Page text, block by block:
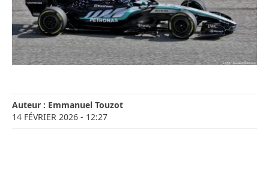
Auteur : Emmanuel Touzot
14 FÉVRIER 2026 - 12:27